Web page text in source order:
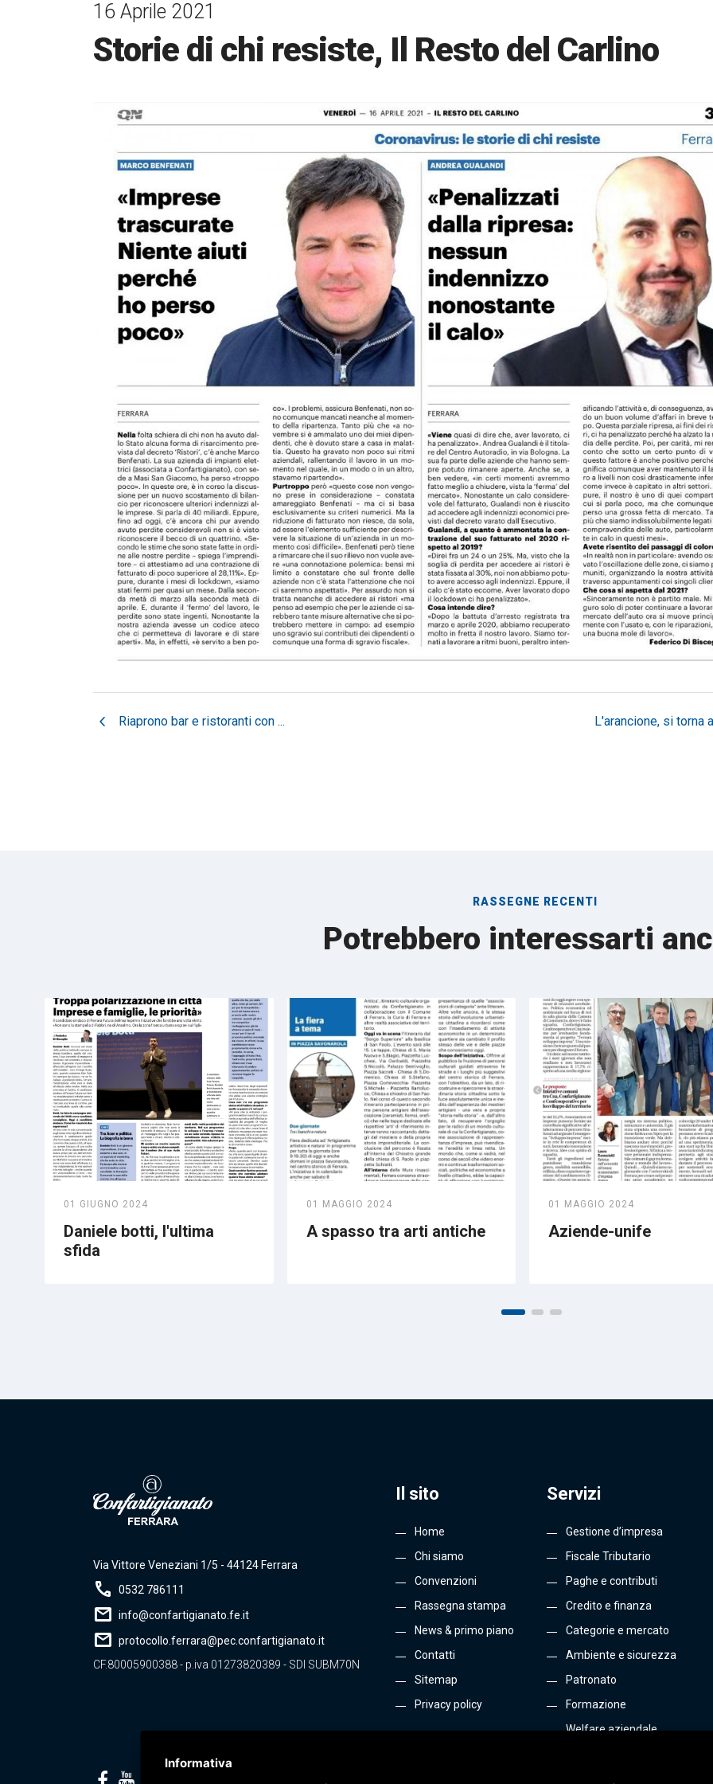
16 Aprile 2021
Storie di chi resiste, Il Resto del Carlino
chevron_left Riaprono bar e ristoranti con ... L'arancione, si torna
RASSEGNE RECENTI
Potrebbero interessarti
01 GIUGNO 2024
Daniele botti, l'ultima
sfida
01 MAGGIO 2024
A spasso tra arti antiche
01 MAGGIO 2024
Aziende-unife
Via Vittore Veneziani 1/5 - 44124 Ferrara
call 0532 786111
mail info@confartigianato.fe.it
mail protocollo.ferrara@pec.confartigianato.it
CF.80005900388 - p.iva 01273820389 - SDI SUBM70N
Il sito
Home
Chi siamo
Convenzioni
Rassegna stampa
News & primo piano
Contatti
Sitemap
Privacy policy
Servizi
Gestione d’impresa
Fiscale Tributario
Paghe e contributi
Credito e finanza
Categorie e mercato
Ambiente e sicurezza
Patronato
Formazione
Welfare aziendale
Informativa